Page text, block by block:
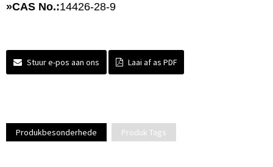
»CAS No.:14426-28-9
Stuur e-pos aan ons Laai af as PDF
Produkbesonderhede Produk Tags